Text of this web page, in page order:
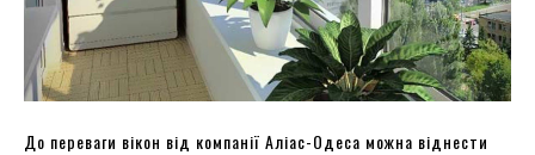
До переваги вікон від компанії Аліас-Одеса можна віднести